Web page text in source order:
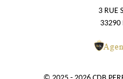
3 RUE
33290